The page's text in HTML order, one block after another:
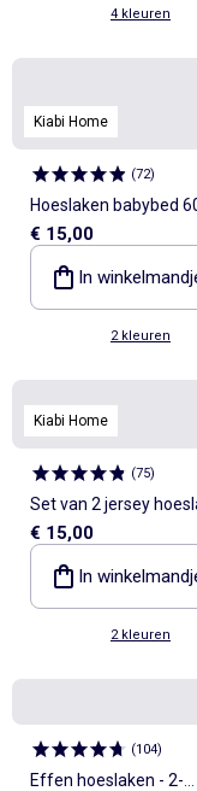
4 kleuren
Kiabi Home
(72)
Hoeslaken babybed 60
cm van dubbel
Kiabi Home
€ 15,00
In
2 kleuren
Kiabi Home
(75)
Set van 2 jersey
voor baby's (70x140) -
Home
€ 15,00
In
2 kleuren
(104)
Effen hoeslaken - 2-